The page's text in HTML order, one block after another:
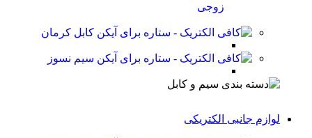
زوجی
کابل کرمان
سیم نسوز
لوازم جانبی الکتریکی